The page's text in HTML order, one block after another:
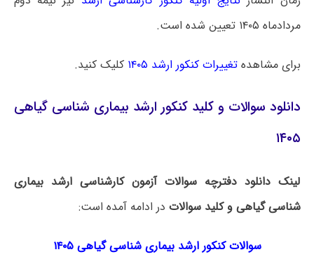
مردادماه ۱۴۰۵ تعیین شده است.
برای مشاهدهتغییرات کنکور ارشد ۱۴۰۵ کلیک کنید.
دانلود سوالات و کلید کنکور ارشد بیماری شناسی گیاهی
۱۴۰۵
لینک دانلود دفترچه سوالات آزمون کارشناسی ارشد بیماری
شناسی گیاهی و کلید سوالات در ادامه آمده است:
سوالات کنکور ارشد بیماری شناسی گیاهی ۱۴۰۵